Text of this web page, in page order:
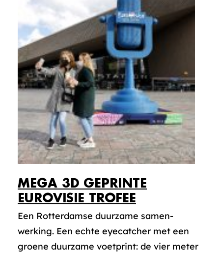
MEGA 3D GEPRINTE
EUROVISIE TROFEE
Een Rotterdamse duurzame samen-
werking. Een echte eyecatcher met een
groene duurzame voetprint: de vier meter